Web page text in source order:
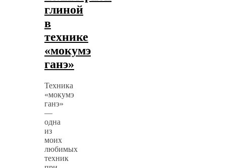
глиной
в
технике
«мокумэ
ганэ»
Техника
«мокумэ
ганэ»
—
одна
из
моих
любимых
техник